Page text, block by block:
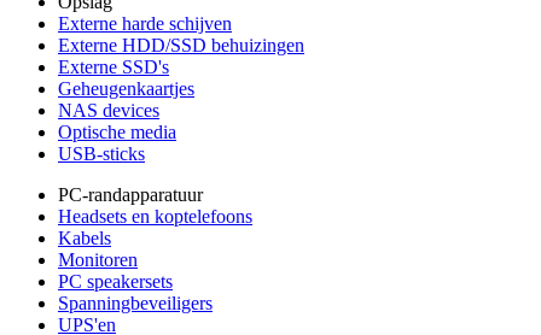
Externe harde schijven
Externe HDD/SSD behuizingen
Externe SSD's
Geheugenkaartjes
NAS devices
Optische media
USB-sticks
PC-randapparatuur
Headsets en koptelefoons
Kabels
Monitoren
PC speakersets
Spanningbeveiligers
UPS'en